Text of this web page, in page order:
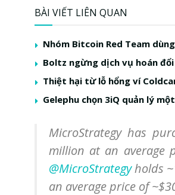
BÀI VIẾT LIÊN QUAN
Nhóm Bitcoin Red Team
Boltz ngừng dịch vụ hoán
Thiệt hại từ lỗ hổng ví
Gelephu chọn 3iQ quản lý
MicroStrategy has
million at an average
@MicroStrategyholds
an average price of